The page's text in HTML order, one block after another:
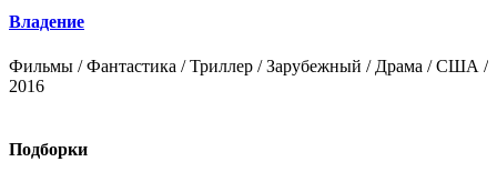
Владение
Фильмы / Фантастика / Триллер / Зарубежный / Драма / США /
2016
Подборки